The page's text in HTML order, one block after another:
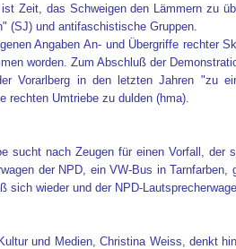
Zeit, das Schweigen den Lämmern zu
(SJ) und antifaschistische Gruppen.
Angaben An- und Übergriffe rechter
worden. Zum Abschluß der
Vorarlberg in den letzten Jahren "zu
rechten Umtriebe zu dulden (hma).
sucht nach Zeugen für einen Vorfall,
der NPD, ein VW-Bus in
sich wieder und der NPD-
und Medien, Christina Weiss, denkt